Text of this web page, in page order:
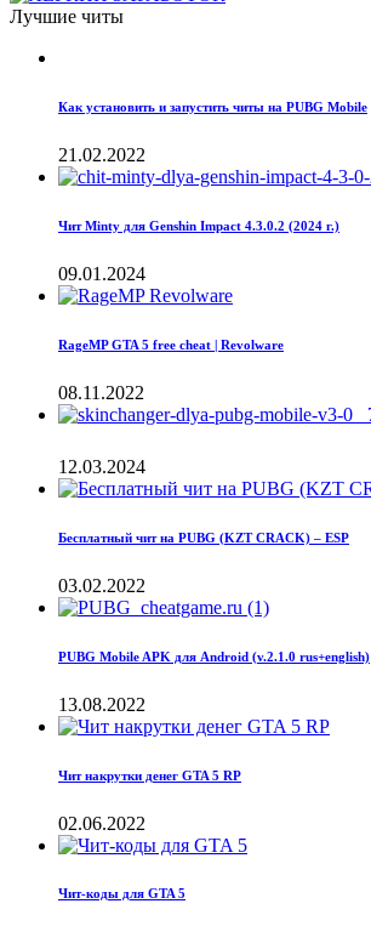
Лучшие читы
Как установить и запустить читы на PUBG Mobile
21.02.2022
Чит Minty для Genshin Impact 4.3.0.2 (2024 г.)
09.01.2024
RageMP GTA 5 free cheat | Revolware
08.11.2022
12.03.2024
Бесплатный чит на PUBG (KZT CRACK) – ESP
03.02.2022
PUBG Mobile APK для Android (v.2.1.0 rus+english)
13.08.2022
Чит накрутки денег GTA 5 RP
02.06.2022
Чит-коды для GTA 5